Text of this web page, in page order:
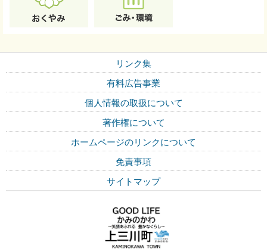
リンク集
有料広告事業
個人情報の取扱について
著作権について
ホームページのリンクについて
免責事項
サイトマップ